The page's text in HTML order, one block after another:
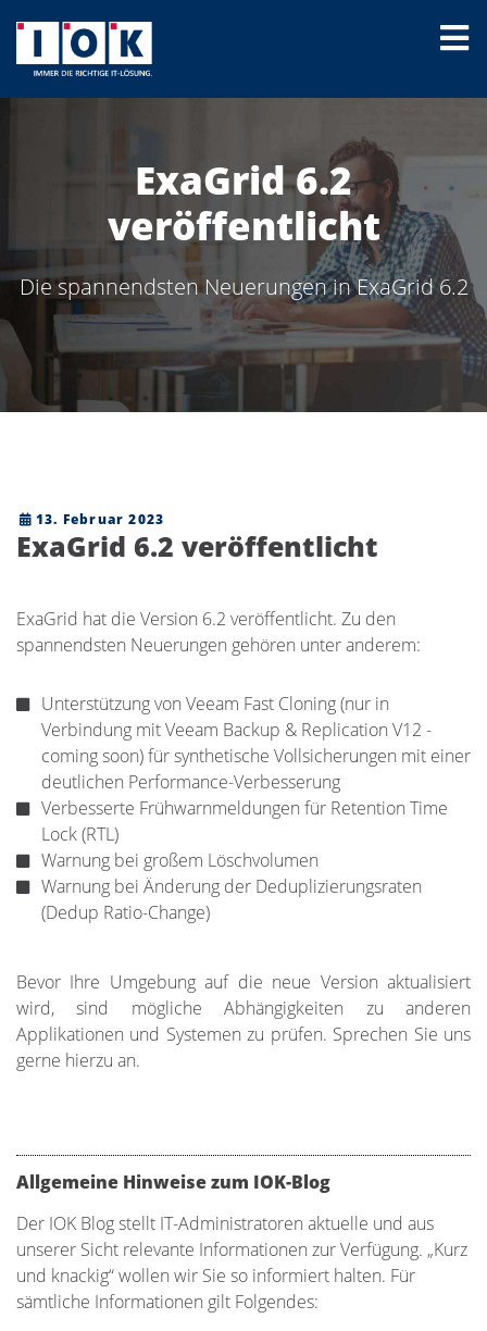
ExaGrid 6.2
veröffentlicht
Die spannendsten Neuerungen in ExaGrid 6.2
13. Februar 2023
ExaGrid 6.2 veröffentlicht
ExaGrid hat die Version 6.2 veröffentlicht. Zu den
spannendsten Neuerungen gehören unter anderem:
Unterstützung von Veeam Fast Cloning (nur in
Verbindung mit Veeam Backup & Replication V12 -
coming soon) für synthetische Vollsicherungen mit einer
deutlichen Performance-Verbesserung
Verbesserte Frühwarnmeldungen für Retention Time
Lock (RTL)
Warnung bei großem Löschvolumen
Warnung bei Änderung der Deduplizierungsraten
(Dedup Ratio-Change)
Bevor Ihre Umgebung auf die neue Version aktualisiert
wird, sind mögliche Abhängigkeiten zu anderen
Applikationen und Systemen zu prüfen. Sprechen Sie uns
gerne hierzu an.
Allgemeine Hinweise zum IOK-Blog
Der IOK Blog stellt IT-Administratoren aktuelle und aus
unserer Sicht relevante Informationen zur Verfügung. „Kurz
und knackig“ wollen wir Sie so informiert halten. Für
sämtliche Informationen gilt Folgendes: